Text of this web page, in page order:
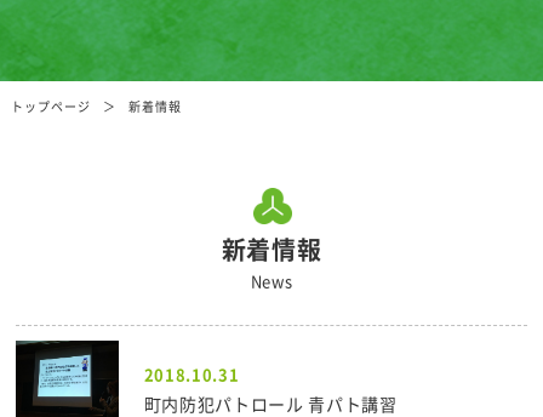
トップページ 新着情報
新着情報
News
2018.10.31
町内防犯パトロール 青パト講習